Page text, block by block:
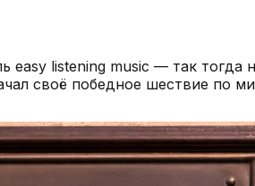
easy listening music — так тогда
своё победное шествие по